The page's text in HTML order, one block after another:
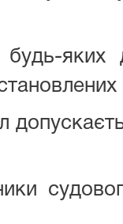
яких